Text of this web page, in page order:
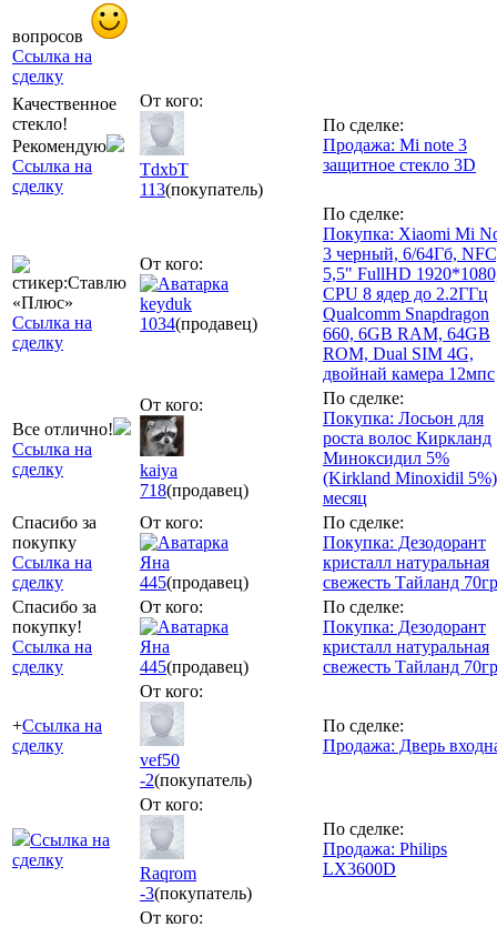
вопросов
Ссылка на
сделку
Качественное
стекло!
Рекомендую
Ссылка на
сделку
От кого:
TdxbT
113(покупатель)
По сделке:
Продажа: Mi note 3
защитное стекло 3D
Ссылка на
сделку
От кого:
keyduk
1034(продавец)
По сделке:
Покупка: Xiaomi Mi
3 черный, 6/64Гб,
5,5" FullHD
CPU 8 ядер до 2.2ГГц
Qualcomm Snapdragon
660, 6GB RAM, 64GB
ROM, Dual SIM 4G,
двойнай камера 12мпс
Все отлично!
Ссылка на
сделку
От кого:
kaiya
718(продавец)
По сделке:
Покупка: Лосьон для
роста волос Киркланд
Миноксидил 5%
(Kirkland Minoxidil
месяц
Спасибо за
покупку
Ссылка на
сделку
От кого:
Яна
445(продавец)
По сделке:
Покупка: Дезодорант
кристалл натуральная
свежесть Тайланд
Спасибо за
покупку!
Ссылка на
сделку
От кого:
Яна
445(продавец)
По сделке:
Покупка: Дезодорант
кристалл натуральная
свежесть Тайланд
+Ссылка на
сделку
От кого:
vef50
-2(покупатель)
По сделке:
Продажа: Дверь
Ссылка на
сделку
От кого:
Raqrom
-3(покупатель)
По сделке:
Продажа: Philips
LX3600D
От кого: